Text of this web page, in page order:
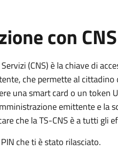
con CNS
(CNS) è la chiave di
che permette al
una smart card o un token
emittente e la
che la TS-CNS è a tutti gli
che ti è stato rilasciato.